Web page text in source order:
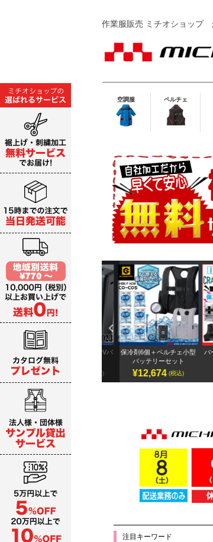
作業服販売 ミチオショップ
空調服 ペルチェ
Previ
ous
アイズフロンティア 32Vバ
ッテリーセット
¥19,987～
保冷剤6個＋ペルチェ小型
バッテリーセット
¥12,674 (税込)
バート
注目キーワード